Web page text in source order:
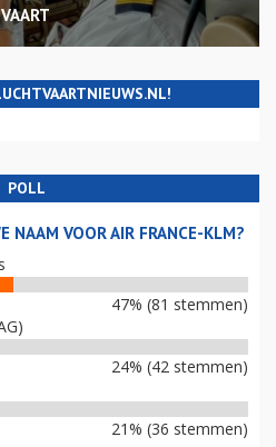
POLL
NAAM VOOR AIR FRANCE-KLM?
47% (81 stemmen)
24% (42 stemmen)
21% (36 stemmen)